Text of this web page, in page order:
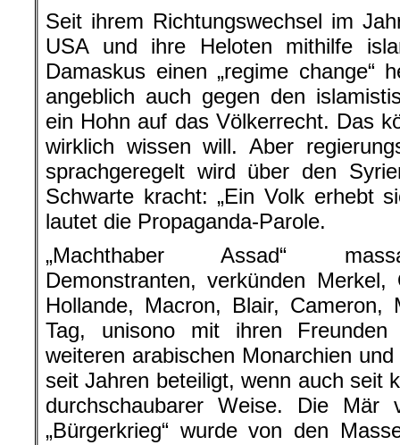
Seit ihrem Richtungswechsel im
USA und ihre Heloten mithilfe
Damaskus einen „regime change“
angeblich auch gegen den
ein Hohn auf das Völkerrecht. Das
wirklich wissen will. Aber
sprachgeregelt wird über den
Schwarte kracht: „Ein Volk erhebt
lautet die Propaganda-Parole.
„Machthaber Assad“
Demonstranten, verkünden
Hollande, Macron, Blair,
Tag, unisono mit ihren Freunden
weiteren arabischen Monarchien
seit Jahren beteiligt, wenn auch seit
durchschaubarer Weise. Die Mär
„Bürgerkrieg“ wurde von den